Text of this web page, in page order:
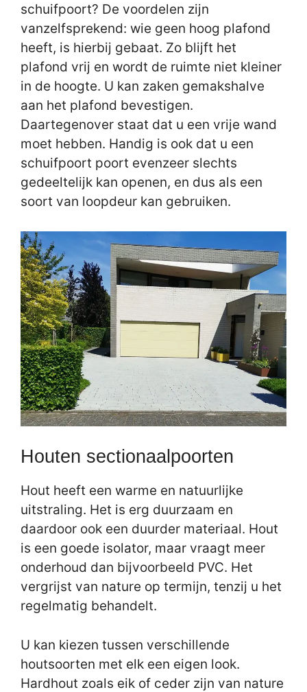
schuifpoort? De voordelen zijn
vanzelfsprekend: wie geen hoog plafond
heeft, is hierbij gebaat. Zo blijft het
plafond vrij en wordt de ruimte niet kleiner
in de hoogte. U kan zaken gemakshalve
aan het plafond bevestigen.
Daartegenover staat dat u een vrije wand
moet hebben. Handig is ook dat u een
schuifpoort poort evenzeer slechts
gedeeltelijk kan openen, en dus als een
soort van loopdeur kan gebruiken.
Houten sectionaalpoorten
Hout heeft een warme en natuurlijke
uitstraling. Het is erg duurzaam en
daardoor ook een duurder materiaal. Hout
is een goede isolator, maar vraagt meer
onderhoud dan bijvoorbeeld PVC. Het
vergrijst van nature op termijn, tenzij u het
regelmatig behandelt.
U kan kiezen tussen verschillende
houtsoorten met elk een eigen look.
Hardhout zoals eik of ceder zijn van nature